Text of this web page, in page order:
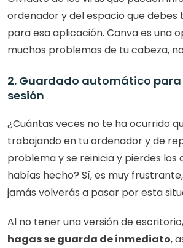
ordenador y del espacio que debes
para esa aplicación. Canva es una
muchos problemas de tu cabeza,
2. Guardado automático
sesión
¿Cuántas veces no te ha ocurrido
trabajando en tu ordenador y de
problema y se reinicia y pierdes los
habías hecho? Sí, es muy
jamás volverás a pasar por esta
Al no tener una versión de escritorio,
hagas se guarda de inmediato,